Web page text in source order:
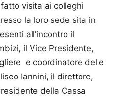
visita ai colleghi
la loro sede sita in
all’incontro il
il Vice Presidente,
e coordinatore delle
Iannini, il direttore,
della Cassa